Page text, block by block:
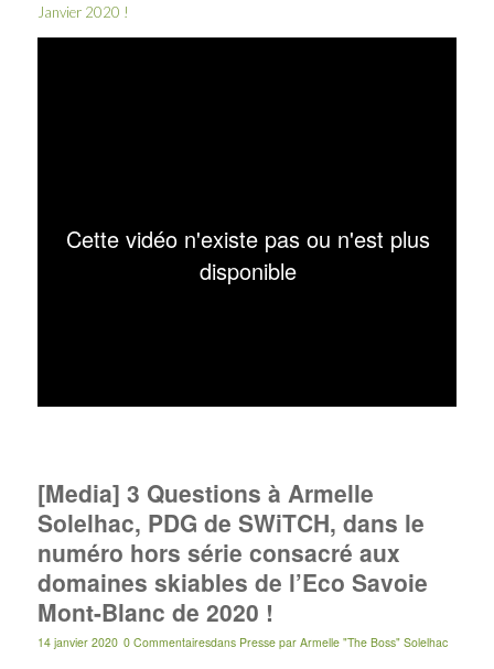
Janvier 2020 !
[Media] 3 Questions à Armelle
Solelhac, PDG de SWiTCH, dans le
numéro hors série consacré aux
domaines skiables de l’Eco Savoie
Mont-Blanc de 2020 !
14 janvier 2020 0 Commentairesdans Presse par Armelle "The Boss" Solelhac